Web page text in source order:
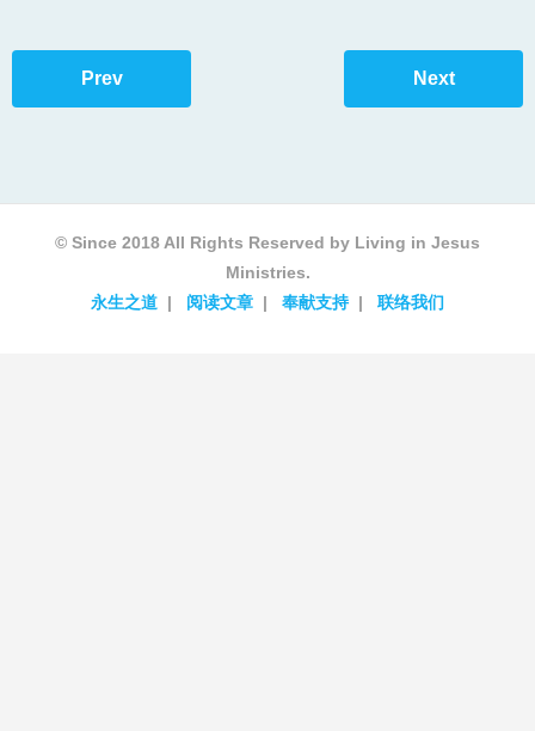
其他语言
Prev Next
© Since 2018 All Rights Reserved by Living in Jesus
Ministries.
永生之道
阅读文章 奉献支持 联络我们